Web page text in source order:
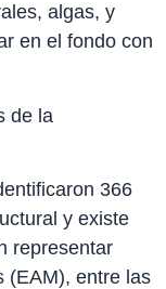
algas, y
en el fondo con
de la
366
y existe
representar
(EAM), entre las